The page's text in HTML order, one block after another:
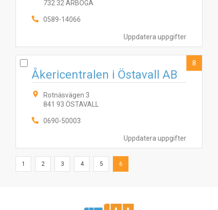
Uppdatera uppgifter
732 32 ARBOGA
0589-14066
Uppdatera uppgifter
Åkericentralen i Östavall AB
Rotnäsvägen 3
841 93 ÖSTAVALL
0690-50003
8
1 2 3 4 5 6